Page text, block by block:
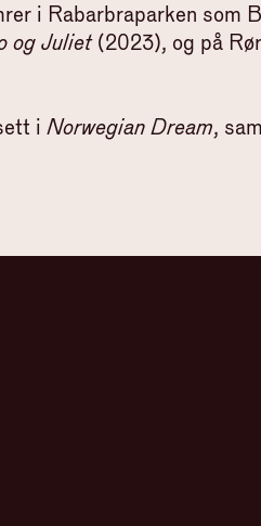
i Rabarbraparken som
og Juliet (2023), og på
i Norwegian Dream,